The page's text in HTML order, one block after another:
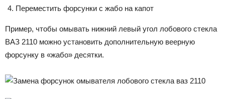
Переместить форсунки с жабо на капот
Пример, чтобы омывать нижний левый угол лобового стекла
ВАЗ 2110 можно установить дополнительную веерную
форсунку в «жабо» десятки.